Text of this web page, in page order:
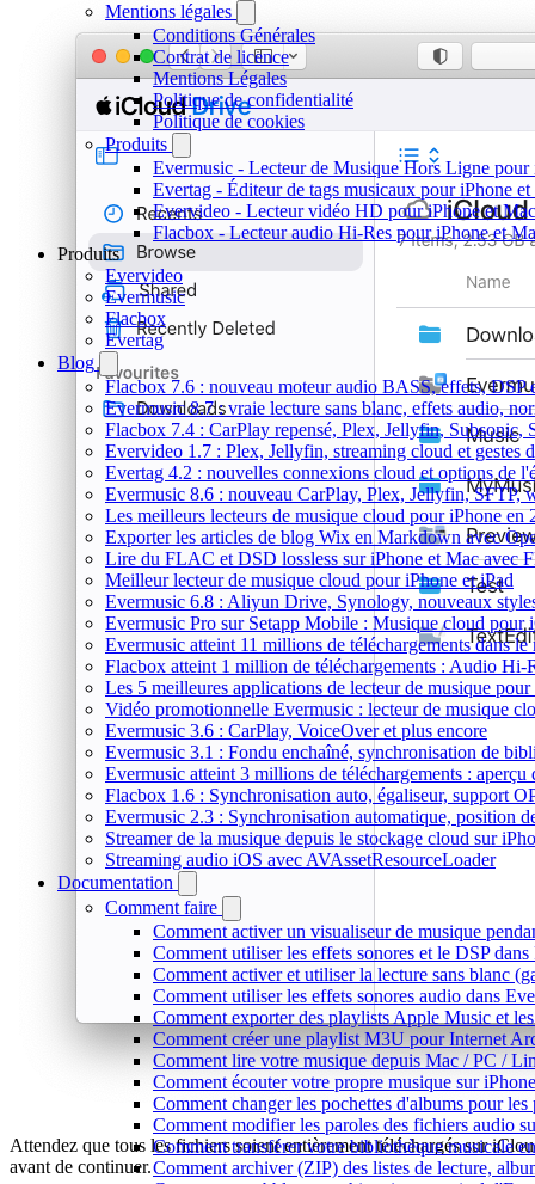
Mentions légales
Conditions Générales
Contrat de licence
Mentions Légales
Politique de confidentialité
Politique de cookies
Produits
Evermusic - Lecteur de Musique Hors Ligne pour
Evertag - Éditeur de tags musicaux pour iPhone
Evervideo - Lecteur vidéo HD pour iPhone et Mac
Flacbox - Lecteur audio Hi-Res pour iPhone et
Produits
Evervideo
Evermusic
Flacbox
Evertag
Blog
Flacbox 7.6 : nouveau moteur audio BASS, effets, DSP
Evermusic 8.7 : vraie lecture sans blanc, effets audio,
Flacbox 7.4 : CarPlay repensé, Plex, Jellyfin, Subsonic,
Evervideo 1.7 : Plex, Jellyfin, streaming cloud et gestes
Evertag 4.2 : nouvelles connexions cloud et options de
Evermusic 8.6 : nouveau CarPlay, Plex, Jellyfin, SFTP,
Les meilleurs lecteurs de musique cloud pour iPhone en
Exporter les articles de blog Wix en Markdown avec
Lire du FLAC et DSD lossless sur iPhone et Mac avec
Meilleur lecteur de musique cloud pour iPhone et iPad
Evermusic 6.8 : Aliyun Drive, Synology, nouveaux
Evermusic Pro sur Setapp Mobile : Musique cloud pour
Evermusic atteint 11 millions de téléchargements dans le
Flacbox atteint 1 million de téléchargements : Audio Hi-
Les 5 meilleures applications de lecteur de musique
Vidéo promotionnelle Evermusic : lecteur de musique
Evermusic 3.6 : CarPlay, VoiceOver et plus encore
Evermusic 3.1 : Fondu enchaîné, synchronisation de
Evermusic atteint 3 millions de téléchargements : aperçu
Flacbox 1.6 : Synchronisation auto, égaliseur, support
Evermusic 2.3 : Synchronisation automatique, position
Streamer de la musique depuis le stockage cloud sur
Streaming audio iOS avec AVAssetResourceLoader
Documentation
Comment faire
Comment activer un visualiseur de musique
Comment utiliser les effets sonores et le DSP
Comment activer et utiliser la lecture sans blanc
Comment utiliser les effets sonores audio dans
Comment exporter des playlists Apple Music et
Comment créer une playlist M3U pour Internet
Comment lire votre musique depuis Mac / PC /
Comment écouter votre propre musique sur
Comment changer les pochettes d'albums pour
Comment modifier les paroles des fichiers audio
Comment transférer votre bibliothèque musicale
Comment archiver (ZIP) des listes de lecture,
Attendez que tous les fichiers soient entièrement téléchargés sur
avant de continuer.